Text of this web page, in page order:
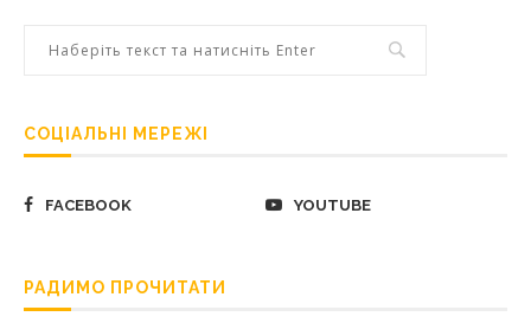
СОЦІАЛЬНІ МЕРЕЖІ
FACEBOOK YOUTUBE
РАДИМО ПРОЧИТАТИ